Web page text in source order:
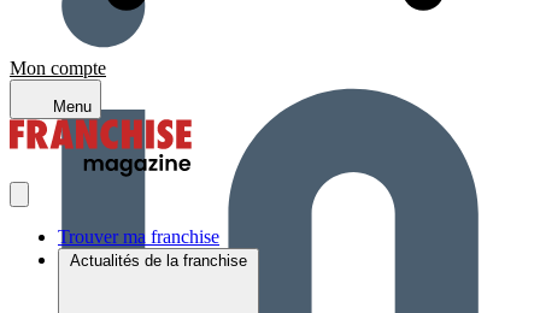
Mon compte
Menu
Trouver ma franchise
Actualités de la franchise